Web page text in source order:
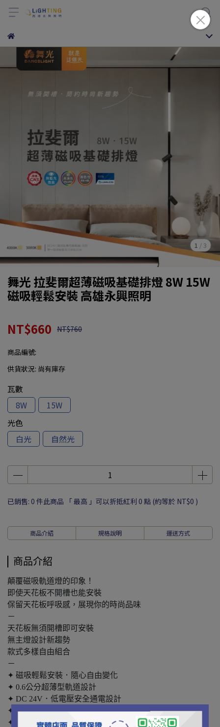
1 / 3
舞光 拉斐爾超薄磁吸基礎排燈 8W 15W
磁吸輕鬆安裝 高雄永興照明
NT$660 NT$760
商品編號:
供貨狀況: 尚有庫存
瓦數
8W
15W
光色
白光
自然光
已銷售: 0 件此商品 「 最高 」可以折抵紅利 0 點 (約等於 NT$0 )
商品介紹 規格說明 運送方式
商品介紹
顛覆磁吸軌道燈的印象！
即使天花板不開槽也能安裝
保留天花板呼吸感，展現你的時尚品味
－
天花板無須開槽即可安裝
無主燈設計新趨勢
款式多樣自由組合
－
✦ 磁吸輕鬆安裝．隨心自由變化
✦ 0.6公分超薄型軌道設計
✦ DC 24V．低電壓安全通電設計
✦ 高規格晶片．SDCM<3.5 光色無色差
✦ 超高演色性 Ra ≧90，R9 >50．還原真實色彩